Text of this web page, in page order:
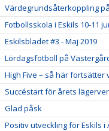
Värdegrundsåterkoppling
Fotbollsskola i Eskils 10-11
Eskilsbladet #3 - Maj 2019
Lördagsfotboll på
High Five – så här
Succéstart för årets
Glad påsk
Positiv utveckling för Eskils